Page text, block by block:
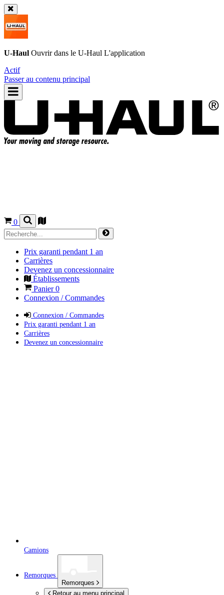
U-Haul Ouvrir dans le U-Haul L'application
Actif
Passer au contenu principal
0
Prix garanti pendant 1 an
Carrières
Devenez un concessionnaire
Établissements
Panier0
Connexion / Commandes
Connexion / Commandes
Prix garanti pendant 1 an
Carrières
Devenez un concessionnaire
Camions
Remorques
Remorques
Retour au menu principal